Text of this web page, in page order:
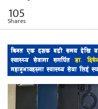
105
Shares